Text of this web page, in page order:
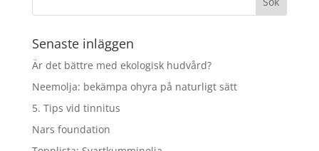
Senaste inläggen
Är det bättre med ekologisk hudvård?
Neemolja: bekämpa ohyra på naturligt sätt
5. Tips vid tinnitus
Nars foundation